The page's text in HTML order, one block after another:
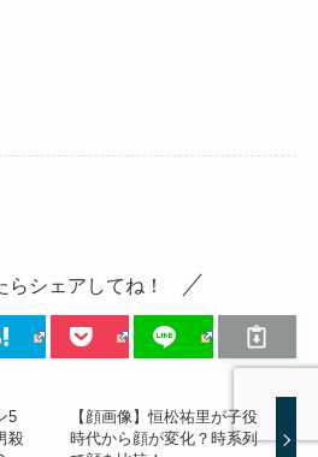
らシェアしてね！
5
殺
【顔画像】恒松祐里が子役
時代から顔が変化？時系列